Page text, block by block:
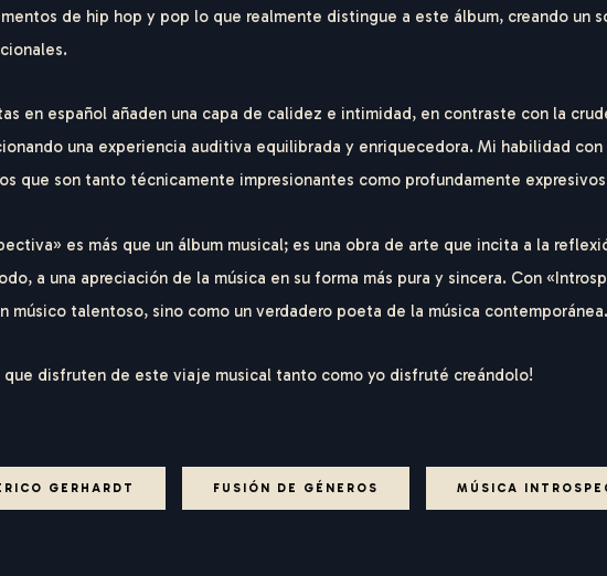
CO GERHAR
de hip hop y pop lo que realmente distingue a este álbum, creando un
en español añaden una capa de calidez e intimidad, en contraste con la
una experiencia auditiva equilibrada y enriquecedora. Mi habilidad
que son tanto técnicamente impresionantes como profundamente
es más que un álbum musical; es una obra de arte que incita a la
a una apreciación de la música en su forma más pura y sincera. Con
músico talentoso, sino como un verdadero poeta de la música contemporánea.
que disfruten de este viaje musical tanto como yo disfruté creándolo!
GERHARDT FUSIÓN DE GÉNEROS MÚSICA